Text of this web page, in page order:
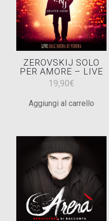
ZEROVSKIJ SOLO
PER AMORE – LIVE
19,90€
Aggiungi al carrello